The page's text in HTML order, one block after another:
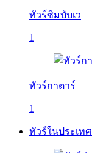
ทัวร์ซิมบับเว
1
ทัวร์กาตาร์
1
ทัวร์ในประเทศ